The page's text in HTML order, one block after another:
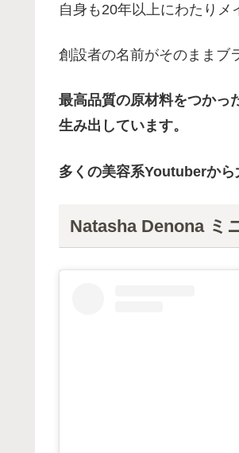
自身も20年以上にわたりメ
創設者の名前がそのままブ
最高品質の原材料をつかっ
生み出しています。
多くの美容系Youtuberから
Natasha Denona ミ